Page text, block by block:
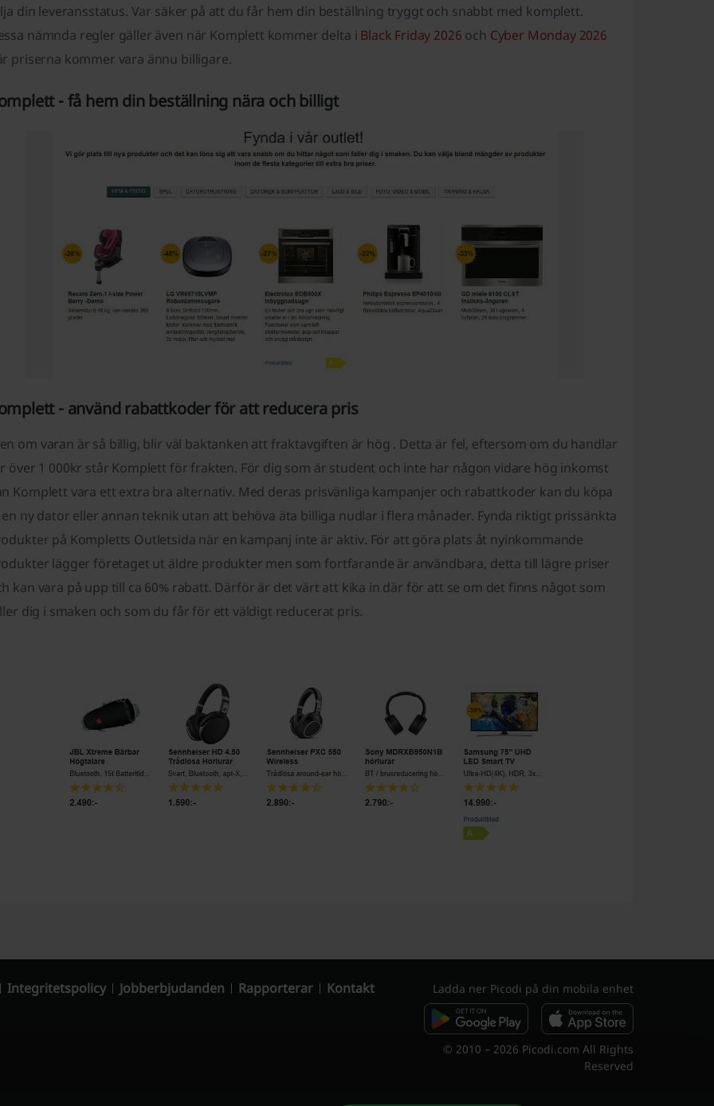
din leveransstatus. Var säker på att du får hem din beställning tryggt och snabbt med komplett.
nämnda regler gäller även när Komplett kommer delta i Black Friday 2026 och Cyber Monday 2026
priserna kommer vara ännu billigare.
- få hem din beställning nära och billigt
- använd rabattkoder för att reducera pris
om varan är så billig, blir väl baktanken att fraktavgiften är hög . Detta är fel, eftersom om du handlar
över 1 000kr står Komplett för frakten. För dig som är student och inte har någon vidare hög inkomst
Komplett vara ett extra bra alternativ. Med deras prisvänliga kampanjer och rabattkoder kan du köpa
ny dator eller annan teknik utan att behöva äta billiga nudlar i flera månader. Fynda riktigt prissänkta
på Kompletts Outletsida när en kampanj inte är aktiv. För att göra plats åt nyinkommande
lägger företaget ut äldre produkter men som fortfarande är användbara, detta till lägre priser
kan vara på upp till ca 60% rabatt. Därför är det värt att kika in där för att se om det finns något som
dig i smaken och som du får för ett väldigt reducerat pris.
Integritetspolicy Jobberbjudanden Rapporterar
Kontakt
Ladda ner Picodi på din mobila enhet
© 2010 – 2026 Picodi.com All Rights
Reserved